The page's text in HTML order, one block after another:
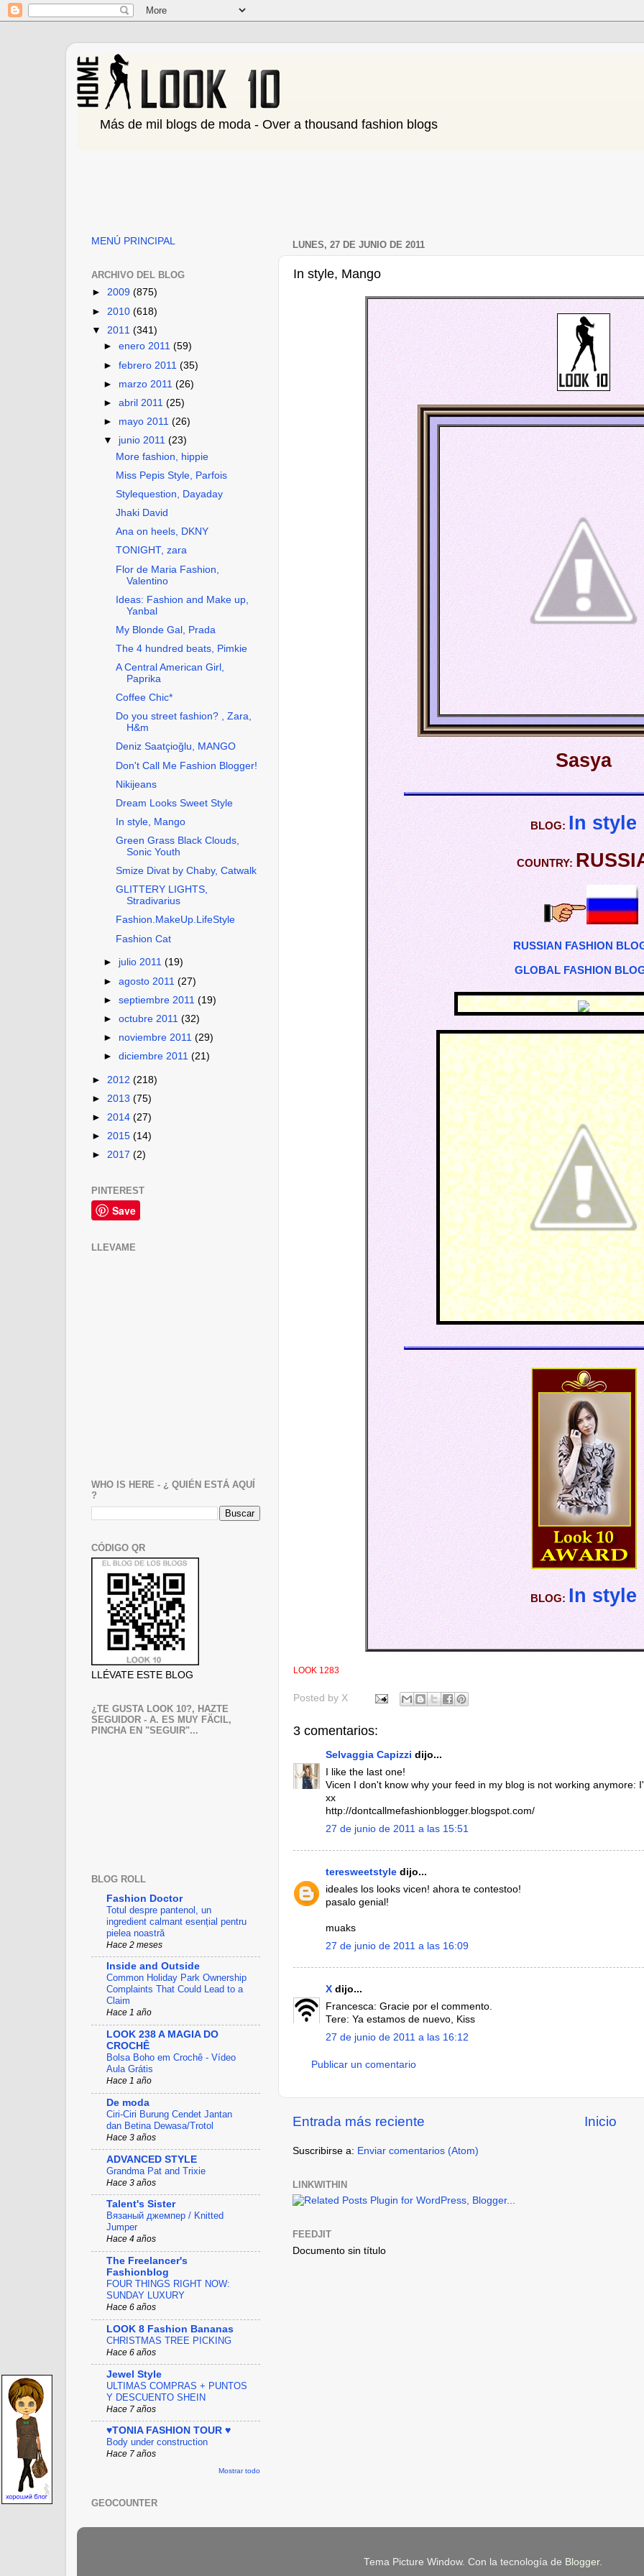
Más de mil blogs de moda - Over a thousand fashion blogs
LUNES, 27 DE JUNIO DE 2011
In style, Mango
Sasya
BLOG: In style
COUNTRY:
RUSSIAN FASHION
GLOBAL FASHION
BLOG:In style
LOOK 1283
Posted by X
3 comentarios:
Selvaggia Capizzi dijo...
I like the last one!
Vicen I don't know why your feed in my blog is not working anymore:
xx
http://dontcallmefashionblogger.blogspot.com/
27 de junio de 2011 a las 15:51
teresweetstyle dijo...
ideales los looks vicen! ahora te contestoo!
pasalo genial!
muaks
27 de junio de 2011 a las 16:09
X dijo...
Francesca: Gracie por el commento.
Tere: Ya estamos de nuevo, Kiss
27 de junio de 2011 a las 16:12
Publicar un comentario
Entrada más reciente Inicio
Suscribirse a: Enviar comentarios (Atom)
LINKWITHIN
FEEDJIT
Documento sin título
MENÚ PRINCIPAL
ARCHIVO DEL BLOG
► 2009 (875)
► 2010 (618)
▼ 2011 (341)
►enero 2011(59)
►febrero 2011(35)
► marzo 2011(26)
►abril 2011(25)
► mayo 2011(26)
▼ junio 2011(23)
More fashion, hippie
Miss Pepis Style, Parfois
Stylequestion, Dayaday
Jhaki David
Ana on heels, DKNY
TONIGHT, zara
Flor de Maria Fashion,
Valentino
Ideas: Fashion and Make up,
Yanbal
My Blonde Gal, Prada
The 4 hundred beats, Pimkie
A Central American Girl,
Paprika
Coffee Chic*
Do you street fashion? , Zara,
H&m
Deniz Saatçioğlu, MANGO
Don't Call Me Fashion Blogger!
Nikijeans
Dream Looks Sweet Style
In style, Mango
Green Grass Black Clouds,
Sonic Youth
Smize Divat by Chaby, Catwalk
GLITTERY LIGHTS,
Stradivarius
Fashion.MakeUp.LifeStyle
Fashion Cat
► julio 2011(19)
►agosto 2011(27)
►septiembre 2011(19)
►octubre 2011(32)
► noviembre 2011(29)
►diciembre 2011(21)
► 2012 (218)
► 2013 (75)
► 2014 (27)
► 2015 (14)
► 2017 (2)
PINTEREST
Save
LLEVAME
WHO IS HERE - ¿ QUIÉN ESTÁ AQUÍ
?
CÓDIGO QR
LLÉVATE ESTE BLOG
¿TE GUSTA LOOK 10?, HAZTE
SEGUIDOR - A. ES MUY FÄCIL,
PINCHA EN "SEGUIR"...
BLOG ROLL
Fashion Doctor
Totul despre pantenol, un
ingredient calmant esențial pentru
pielea noastră
Hace 2 meses
Inside and Outside
Common Holiday Park Ownership
Complaints That Could Lead to a
Claim
Hace 1 año
LOOK 238 A MAGIA DO
CROCHÊ
Bolsa Boho em Crochê - Vídeo
Aula Grátis
Hace 1 año
De moda
Ciri-Ciri Burung Cendet Jantan
dan Betina Dewasa/Trotol
Hace 3 años
ADVANCED STYLE
Grandma Pat and Trixie
Hace 3 años
Talent's Sister
Вязаный джемпер / Knitted
Jumper
Hace 4 años
The Freelancer's
Fashionblog
FOUR THINGS RIGHT NOW:
SUNDAY LUXURY
Hace 6 años
LOOK 8 Fashion Bananas
CHRISTMAS TREE PICKING
Hace 6 años
Jewel Style
ULTIMAS COMPRAS + PUNTOS
Y DESCUENTO SHEIN
Hace 7 años
♥TONIA FASHION TOUR ♥
Body under construction
Hace 7 años
Mostrar todo
GEOCOUNTER
Tema Picture Window. Con la tecnología de Blogger.